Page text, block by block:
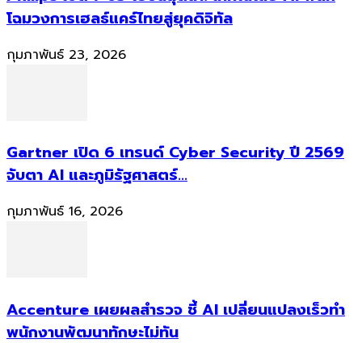
โฉมวงการเฮลธ์แคร์ไทยสู่ยุคดิจิทัล
กุมภาพันธ์ 23, 2026
Gartner เปิด 6 เทรนด์ Cyber Security ปี 2569
จับตา AI และภูมิรัฐศาสตร์...
กุมภาพันธ์ 16, 2026
Accenture เผยผลสำรวจ ชี้ AI เปลี่ยนแปลงเร็วทำ
พนักงานพัฒนาทักษะไม่ทัน